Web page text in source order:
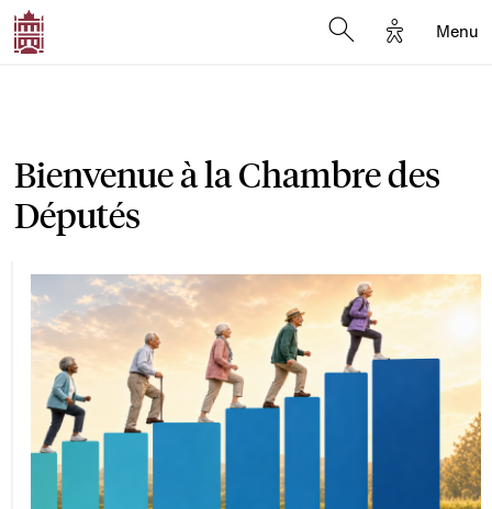
Options
Menu
Bienvenue à la Chambre des
Députés